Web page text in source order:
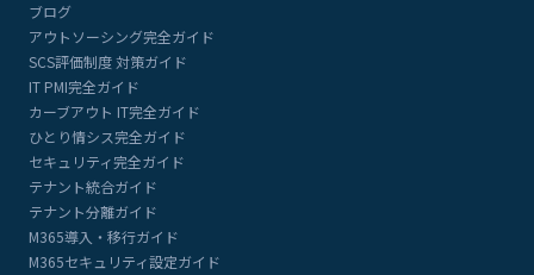
ブログ
アウトソーシング完全ガイド
SCS評価制度 対策ガイド
IT PMI完全ガイド
カーブアウト IT完全ガイド
ひとり情シス完全ガイド
セキュリティ完全ガイド
テナント統合ガイド
テナント分離ガイド
M365導入・移行ガイド
M365セキュリティ設定ガイド